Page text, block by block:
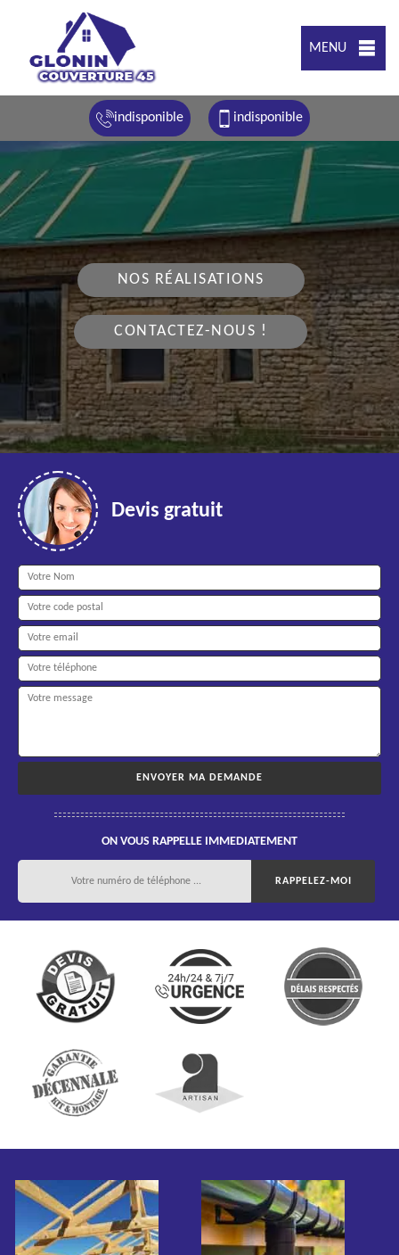
MENU
indisponible indisponible
NOS RÉALISATIONS
CONTACTEZ-NOUS !
Devis gratuit
ON VOUS RAPPELLE IMMEDIATEMENT